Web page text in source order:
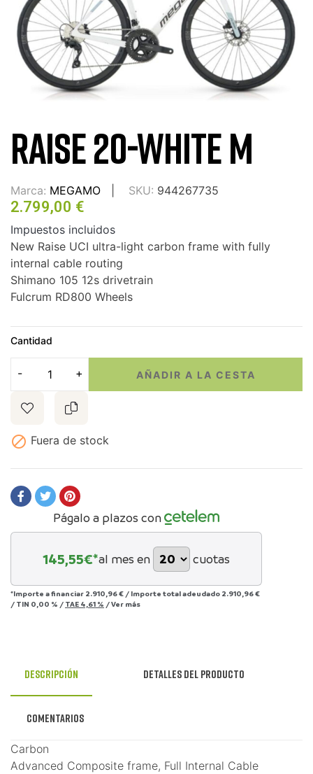
RAISE 20-WHITE M
Marca: MEGAMO SKU: 944267735
2.799,00 €
Impuestos incluidos
New Raise UCI ultra-light carbon frame with fully
internal cable routing
Shimano 105 12s drivetrain
Fulcrum RD800 Wheels
Cantidad
AÑADIR A LA CESTA
 Fuera de stock
Págalo a plazos con
145,55€*al mes en cuotas
*Importe a financiar 2.910,96 € / Importe total adeudado 2.910,96 €
/ TIN 0,00 % / TAE 4,61 % /Ver más
Descripción Detalles del producto
Comentarios
Carbon
Advanced Composite frame, Full Internal Cable